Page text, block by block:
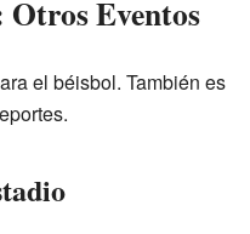
Eventos
el béisbol. También es